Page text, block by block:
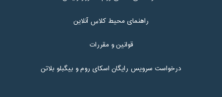
راهنمای محیط کلاس آنلاین
قوانین و مقررات
درخواست سرویس رایگان اسکای روم و بیگبلو بلاتن